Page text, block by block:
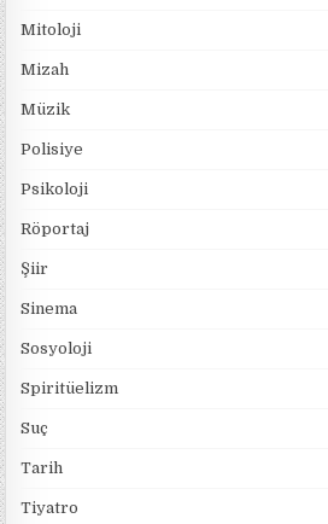
Mitoloji
Mizah
Müzik
Polisiye
Psikoloji
Röportaj
Şiir
Sinema
Sosyoloji
Spiritüelizm
Suç
Tarih
Tiyatro